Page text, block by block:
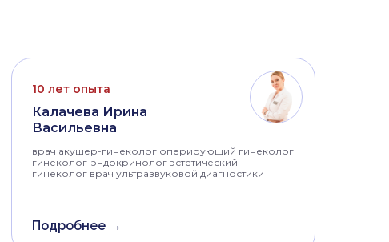
10 лет опыта
Калачева Ирина
Васильевна
врач акушер-гинеколог оперирующий гинеколог
гинеколог-эндокринолог эстетический
гинеколог врач ультразвуковой диагностики
Подробнее →